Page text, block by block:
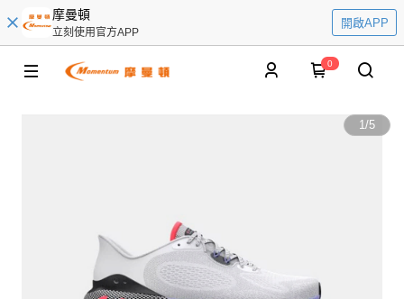
摩曼頓
立刻使用官方APP
開啟APP
0
1/5